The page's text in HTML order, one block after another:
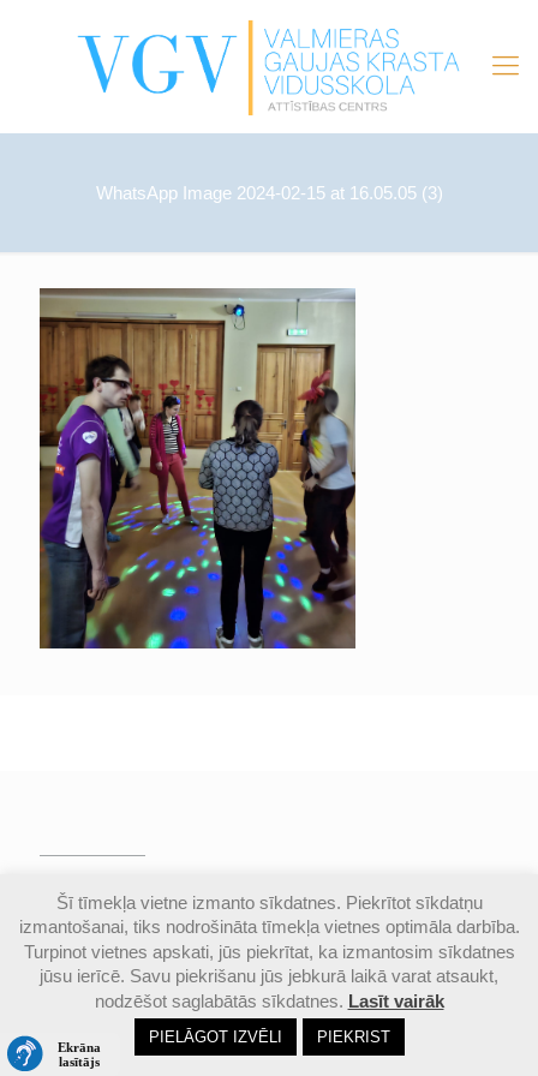
WhatsApp Image 2024-02-15 at 16.05.05 (3)
© Valmieras Gaujas krasta vidusskola | Visas
autortiesības aizsargātas |Piekļūstamības
paziņojums
Šī tīmekļa vietne izmanto sīkdatnes. Piekrītot sīkdatņu
izmantošanai, tiks nodrošināta tīmekļa vietnes optimāla darbība.
Turpinot vietnes apskati, jūs piekrītat, ka izmantosim sīkdatnes
jūsu ierīcē. Savu piekrišanu jūs jebkurā laikā varat atsaukt,
nodzēšot saglabātās sīkdatnes. Lasīt vairāk
PIELĀGOT IZVĒLI PIEKRIST
Email Google